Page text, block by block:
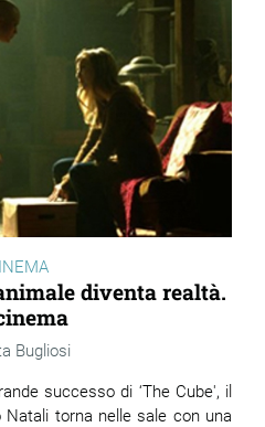
diventa realtà.
Bugliosi
successo di ‘The Cube', il
Natali torna nelle sale con una